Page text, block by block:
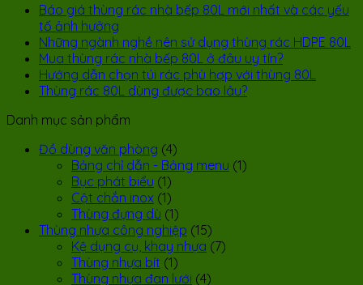
Báo giá thùng rác nhà bếp 80L mới nhất và các yếu
tố ảnh hưởng
Những ngành nghề nên sử dụng thùng rác HDPE 80L
Mua thùng rác nhà bếp 80L ở đâu uy tín?
Hướng dẫn chọn túi rác phù hợp với thùng 80L
Thùng rác 80L dùng được bao lâu?
Danh mục sản phẩm
Đồ dùng văn phòng (4)
Bảng chỉ dẫn - Bảng menu (1)
Bục phát biểu (1)
Cột chắn inox (1)
Thùng đựng dù (1)
Thùng nhựa công nghiệp (15)
Kệ dụng cụ, khay nhựa (7)
Thùng nhựa bít (1)
Thùng nhựa đan lưới (4)